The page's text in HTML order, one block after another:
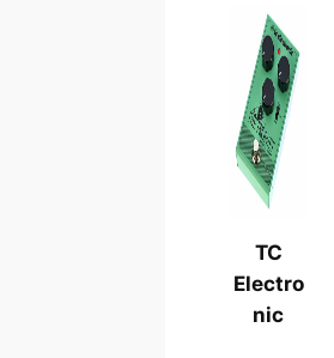
TC
Electro
nic